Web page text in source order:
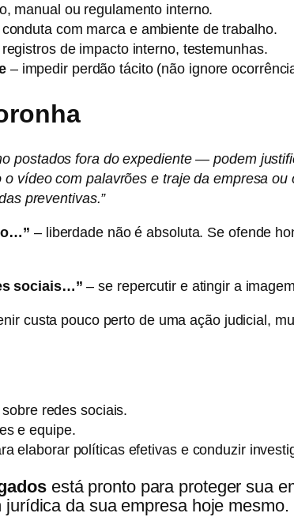
manual ou regulamento interno.
com marca e ambiente de trabalho.
de impacto interno, testemunhas.
– impedir perdão tácito (não ignore
postados fora do expediente — podem
vídeo com palavrões e traje da empresa
preventivas.”
– liberdade não é absoluta. Se ofende
sociais…” – se repercutir e atingir a
custa pouco perto de uma ação judicial,
redes sociais.
e equipe.
elaborar políticas efetivas e conduzir
está pronto para proteger sua
da sua empresa hoje mesmo.